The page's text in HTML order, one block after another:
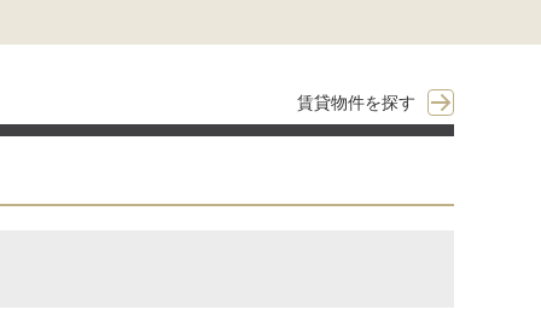
賃貸物件を探す